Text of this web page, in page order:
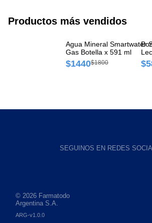
Productos más vendidos
Agua Mineral Smartwater
Gas Botella x 591 ml
$1440$1800
SEGUINOS EN REDES
© 2026 Farmatodo
Argentina S.A.
ARG-v1.0.0